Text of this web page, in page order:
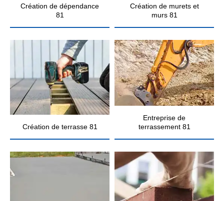
Création de dépendance
81
Création de murets et
murs 81
Création de terrasse 81
Entreprise de
terrassement 81